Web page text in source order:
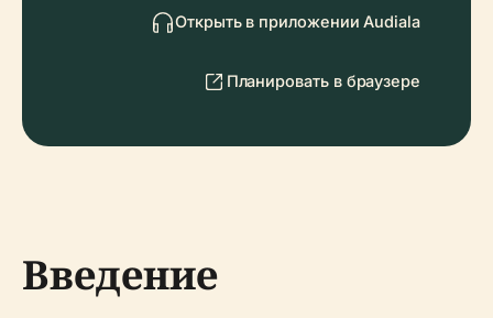
Открыть в приложении Audiala
Планировать в браузере
Введение